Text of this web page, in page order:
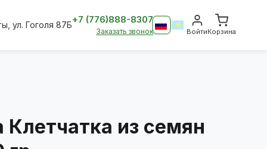
ул. Гоголя 87Б+7 (776)888-8307
Заказать звонок ВойтиКорзина
из семян